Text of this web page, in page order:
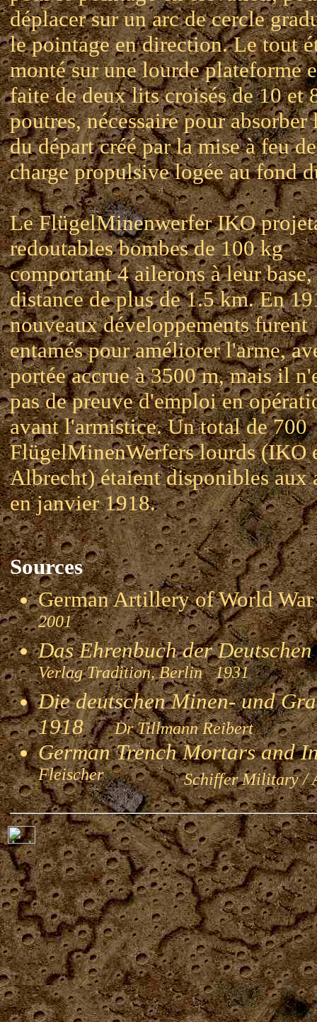
déplacer sur un arc de cercle
le pointage en direction. Le tout
monté sur une lourde plateforme
faite de deux lits croisés de 10 et
poutres, nécessaire pour absorber
du départ créé par la mise à feu
charge propulsive logée au fond
Le FlügelMinenwerfer IKO
redoutables bombes de 100 kg
comportant 4 ailerons à leur base,
distance de plus de 1.5 km. En
nouveaux développements furent
entamés pour améliorer l'arme,
portée accrue à 3500 m, mais il
pas de preuve d'emploi en
avant l'armistice. Un total de 700
FlügelMinenWerfers lourds (IKO
Albrecht) étaient disponibles aux
en janvier 1918.
Sources
German Artillery of World
2001
Das Ehrenbuch der
Verlag Tradition, Berlin 1931
Die deutschen Minen- und
1918Dr Tillmann Reibert
German Trench Mortars and
FleischerSchiffer Military /